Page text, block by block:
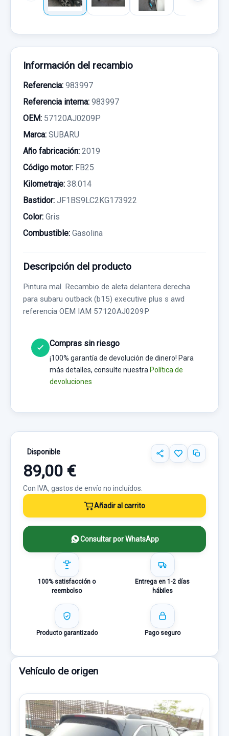
Información del recambio
Referencia: 983997
Referencia interna: 983997
OEM: 57120AJ0209P
Marca: SUBARU
Año fabricación: 2019
Código motor: FB25
Kilometraje: 38.014
Bastidor: JF1BS9LC2KG173922
Color: Gris
Combustible: Gasolina
Descripción del producto
Pintura mal. Recambio de aleta delantera derecha
para subaru outback (b15) executive plus s awd
referencia OEM IAM 57120AJ0209P
Compras sin riesgo
¡100% garantía de devolución de dinero! Para
más detalles, consulte nuestra Política de
devoluciones
Disponible
89,00 €
Con IVA, gastos de envío no incluídos.
Añadir al carrito
Consultar por WhatsApp
100% satisfacción o
reembolso
Entrega en 1-2 días
hábiles
Producto garantizado Pago seguro
Vehículo de origen